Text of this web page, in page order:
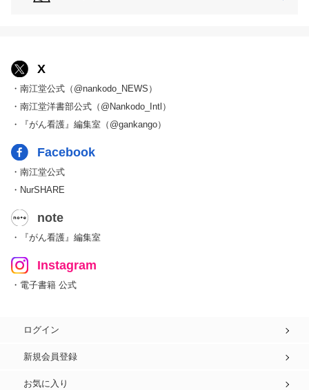
X
・南江堂公式（@nankodo_NEWS）
・南江堂洋書部公式（@Nankodo_Intl）
・『がん看護』編集室（@gankango）
Facebook
・南江堂公式
・NurSHARE
note
・『がん看護』編集室
Instagram
・電子書籍 公式
ログイン
新規会員登録
お気に入り